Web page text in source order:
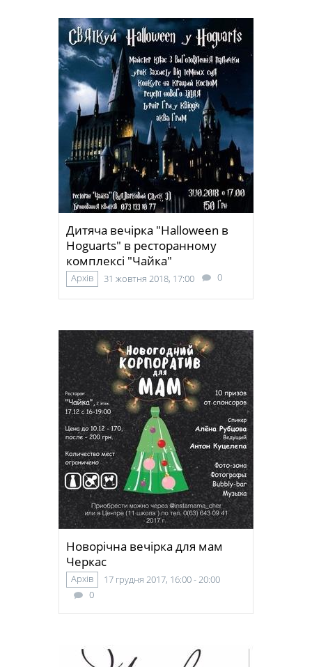
Дитяча вечірка "Halloween в
Hoguarts" в ресторанному
комплексі "Чайка"
Архів 31 жовтня 2018, 17:00 0
Новорічна вечірка для мам
Черкас
Архів
17 грудня 2017, 16:00 - 20:00
0